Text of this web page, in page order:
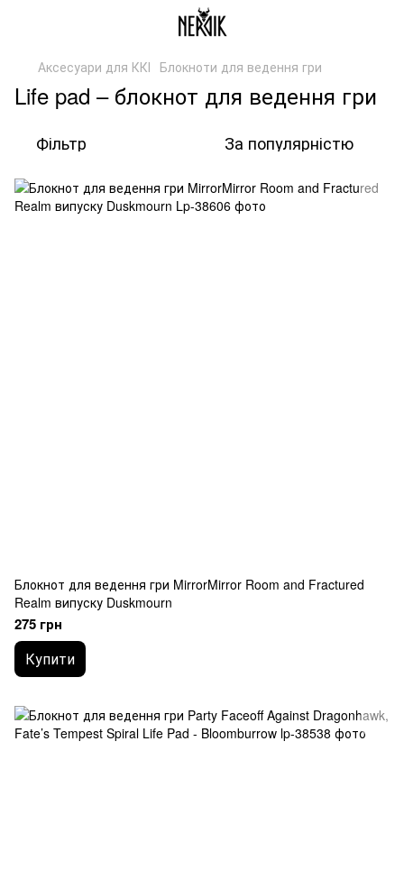
Аксесуари для ККІ Блокноти для ведення гри
Life pad – блокнот для ведення гри
Фільтр За популярністю
Блокнот для ведення гри MirrorMirror Room and Fractured
Realm випуску Duskmourn
275 грн
Купити